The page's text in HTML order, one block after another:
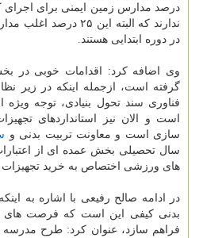
درصد مدارس زمین ایمنی برای اجرای
ندارند که البته این
در دوره ابتدایی هستند.
وی اضافه کرد: اقدامات خوبی در
گرفته است، ازجمله اینکه در زیر
فناوری سند تحول بنیادی، توجه
است و الان نیز استانداردهای
سازی است و معاونت تربیت بدنی و
سال تحصیلی بخش عمده ای از
های ورزشی اختصاص به خرید
در ادامه صالح رفیعی با اشاره به
بدنی کیفی این است که فرصت های
فراهم سازد، عنوان کرد: طرح مدرسه